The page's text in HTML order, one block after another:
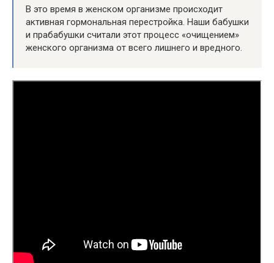
В это время в женском организме происходит
активная гормональная перестройка. Наши бабушки
и прабабушки считали этот процесс «очищением»
женского организма от всего лишнего и вредного.